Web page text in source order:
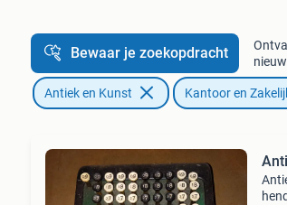
Bewaar je zoekopdracht
Antiek en Kunst Kantoor en